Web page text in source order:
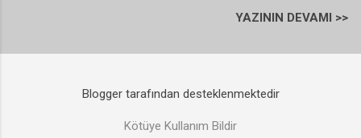
domain almak. Bu yuzden oncelikle bir domain ismi
Google amcanin en sevdigi .com ve .net uzantila...
ogrenemesemde Cengiz Ehliz kimdir ve Flexkom ne is yapar
normal alisverisi birlestirmeyi hedefleyen bir yapiya sahip
distrubitor ve musteri bularak ekleme yapinca arti para
YAZININ DEVAMI >>
Blogger tarafından desteklenmektedir
Kötüye Kullanım Bildir